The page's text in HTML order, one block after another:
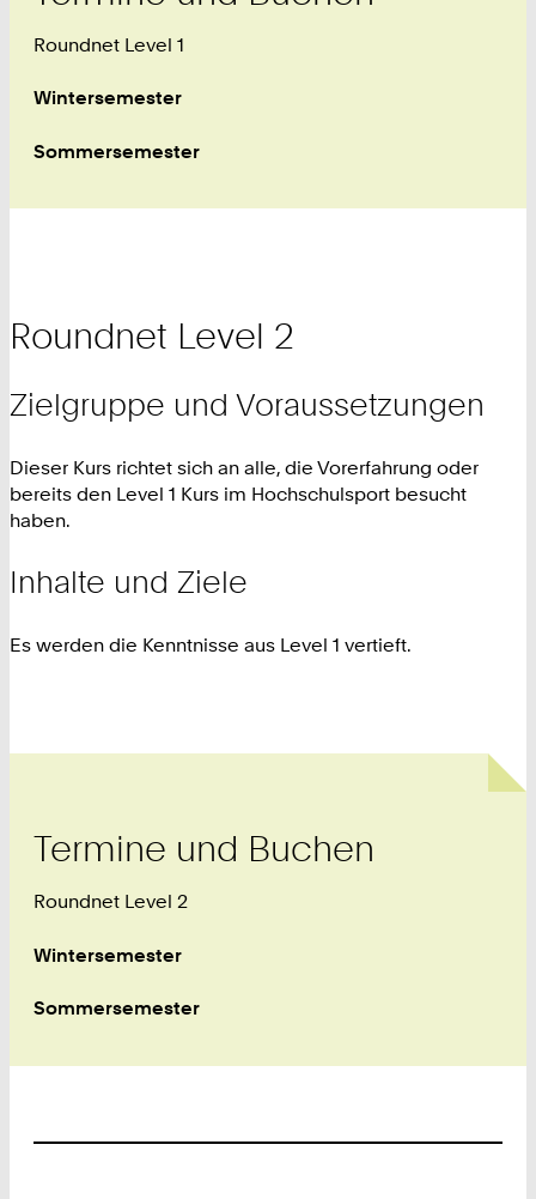
Roundnet Level 1
Wintersemester
Sommersemester
Roundnet Level 2
Zielgruppe und Voraussetzungen
Dieser Kurs richtet sich an alle, die Vorerfahrung oder
bereits den Level 1 Kurs im Hochschulsport besucht
haben.
Inhalte und Ziele
Es werden die Kenntnisse aus Level 1 vertieft.
Termine und Buchen
Roundnet Level 2
Wintersemester
Sommersemester